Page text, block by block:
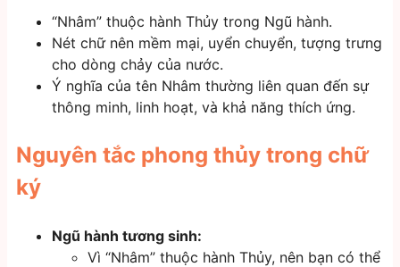
“Nhâm” thuộc hành Thủy trong Ngũ hành.
Nét chữ nên mềm mại, uyển chuyển, tượng trưng
cho dòng chảy của nước.
Ý nghĩa của tên Nhâm thường liên quan đến sự
thông minh, linh hoạt, và khả năng thích ứng.
Nguyên tắc phong thủy trong chữ
ký
Ngũ hành tương sinh:
Vì “Nhâm” thuộc hành Thủy, nên bạn có thể